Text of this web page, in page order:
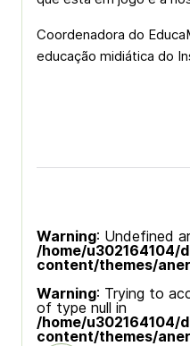
Coordenadora do
educação midiática do
Warning: Undefined
/home/u302164104/
content/themes/
Warning: Trying to
of type null in
/home/u302164104/
content/themes/